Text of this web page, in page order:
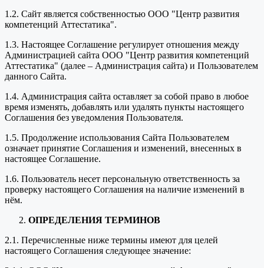
1.2. Сайт является собственностью ООО "Центр развития
компетенций Аттестатика".
1.3. Настоящее Соглашение регулирует отношения между
Администрацией сайта ООО "Центр развития компетенций
Аттестатика" (далее – Администрация сайта) и Пользователем
данного Сайта.
1.4. Администрация сайта оставляет за собой право в любое
время изменять, добавлять или удалять пункты настоящего
Соглашения без уведомления Пользователя.
1.5. Продолжение использования Сайта Пользователем
означает принятие Соглашения и изменений, внесенных в
настоящее Соглашение.
1.6. Пользователь несет персональную ответственность за
проверку настоящего Соглашения на наличие изменений в
нём.
ОПРЕДЕЛЕНИЯ ТЕРМИНОВ
2.1. Перечисленные ниже термины имеют для целей
настоящего Соглашения следующее значение: